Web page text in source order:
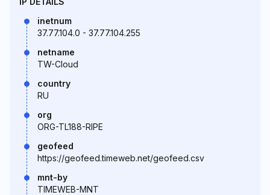
inetnum
37.77.104.0 - 37.77.104.255
netname
TW-Cloud
country
RU
org
ORG-TL188-RIPE
geofeed
https://geofeed.timeweb.net/geofeed.csv
mnt-by
TIMEWEB-MNT